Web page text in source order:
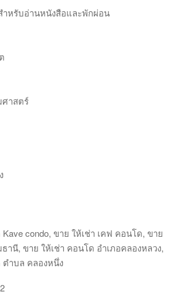
หรับอ่านหนังสือและพักผ่อน
ศาสตร์
condo, ขาย ให้เช่า เคฟ คอนโด, ขาย
านี, ขาย ให้เช่า คอนโด อำเภอคลองหลวง,
ตำบล คลองหนึ่ง